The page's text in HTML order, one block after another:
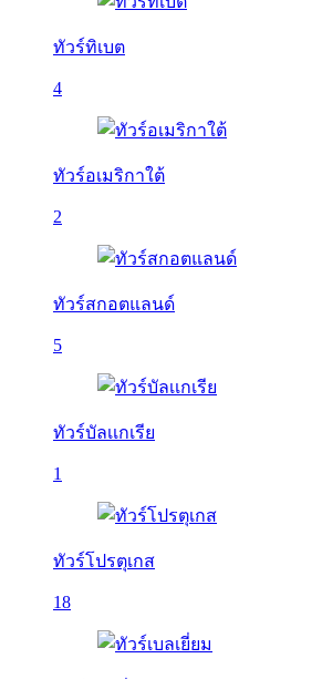
ทัวร์ทิเบต
4
ทัวร์อเมริกาใต้
2
ทัวร์สกอตแลนด์
5
ทัวร์บัลเเกเรีย
1
ทัวร์โปรตุเกส
18